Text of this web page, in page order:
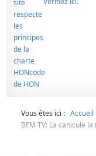
Vous êtes ici : Accueil
BFM TV: La canicule